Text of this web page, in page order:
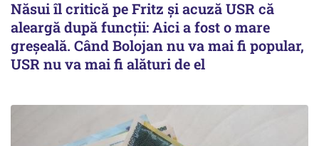
Năsui îl critică pe Fritz și acuză USR că
aleargă după funcții: Aici a fost o mare
greșeală. Când Bolojan nu va mai fi popular,
USR nu va mai fi alături de el